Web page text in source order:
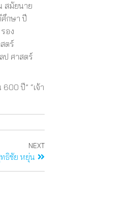
สมัยนาย
กษา ปี
อง
ตร์
ป ศาสตร์
ปี” “เจ้า
NEXT
ธิชัย หยุ่น